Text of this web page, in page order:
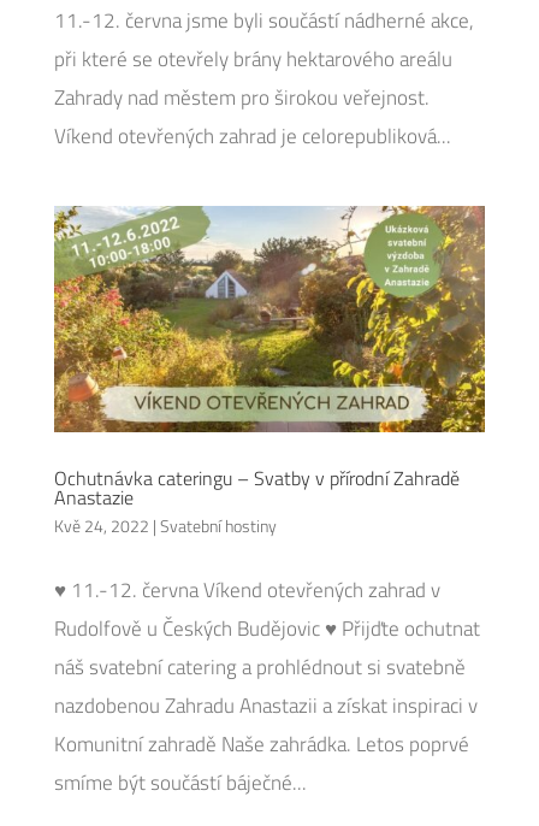
11.-12. června jsme byli součástí nádherné akce,
při které se otevřely brány hektarového areálu
Zahrady nad městem pro širokou veřejnost.
Víkend otevřených zahrad je celorepubliková...
Ochutnávka cateringu – Svatby v přírodní Zahradě
Anastazie
Kvě 24, 2022 |Svatební hostiny
♥ 11.-12. června Víkend otevřených zahrad v
Rudolfově u Českých Budějovic ♥ Přijďte ochutnat
náš svatební catering a prohlédnout si svatebně
nazdobenou Zahradu Anastazii a získat inspiraci v
Komunitní zahradě Naše zahrádka. Letos poprvé
smíme být součástí báječné...